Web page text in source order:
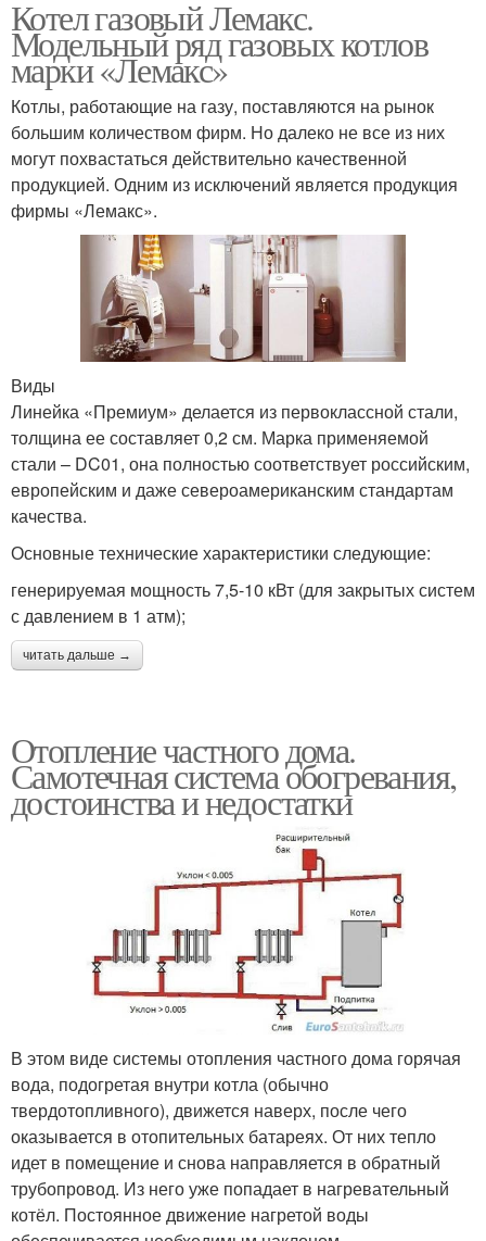
Котел газовый Лемакс.
Модельный ряд газовых котлов
марки «Лемакс»
Котлы, работающие на газу, поставляются на рынок
большим количеством фирм. Но далеко не все из них
могут похвастаться действительно качественной
продукцией. Одним из исключений является продукция
фирмы «Лемакс».
Виды
Линейка «Премиум» делается из первоклассной стали,
толщина ее составляет 0,2 см. Марка применяемой
стали – DC01, она полностью соответствует российским,
европейским и даже североамериканским стандартам
качества.
Основные технические характеристики следующие:
генерируемая мощность 7,5-10 кВт (для закрытых систем
с давлением в 1 атм);
читать дальше →
Отопление частного дома.
Самотечная система обогревания,
достоинства и недостатки
В этом виде системы отопления частного дома горячая
вода, подогретая внутри котла (обычно
твердотопливного), движется наверх, после чего
оказывается в отопительных батареях. От них тепло
идет в помещение и снова направляется в обратный
трубопровод. Из него уже попадает в нагревательный
котёл. Постоянное движение нагретой воды